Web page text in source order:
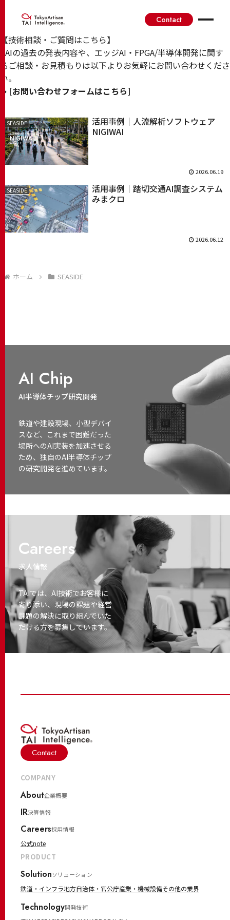
Contact
SEASIDE
【技術相談・ご質問はこちら】
TAIの過去の発表内容や、エッジAI・FPGA/半導体開発に関す
るご相談・お見積もりは以下よりお気軽にお問い合わせくださ
い。
➔ [お問い合わせフォームはこちら]
SEASIDE
活用事例｜人流解析ソフトウェア
NIGIWAI
2026.06.19
SEASIDE
活用事例｜踏切交通AI調査システム
みまクロ
2026.06.12
ホーム SEASIDE
AI Chip
AI半導体チップ研究開発
鉄道や建設現場、小型デバイ
スなど、これまで困難だった
場所へのAI実装を加速させる
ため、独自のAI半導体チップ
の研究開発を進めています。
Careers
求人情報
TAIでは、AI技術でお客様に
寄り添い、 現場の課題や経営
課題の解決に取り組んでいた
だける方を募集しています。
Contact
COMPANY
About企業概要
IR決算情報
Careers採用情報
公式note
PRODUCT
Solutionソリューション
鉄道・インフラ地方自治体・官公庁産業・機械設備その他の業界
Technology開発技術